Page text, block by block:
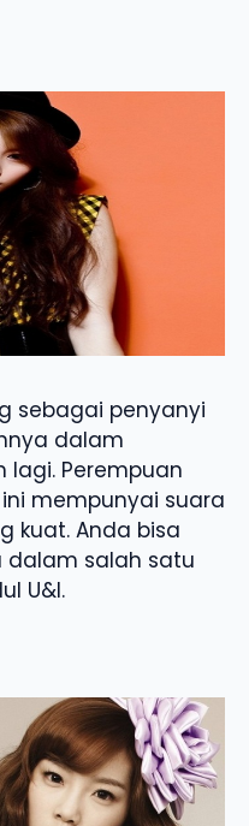
sebagai penyanyi
dalam
lagi. Perempuan
mempunyai suara
kuat. Anda bisa
dalam salah satu
U&I.